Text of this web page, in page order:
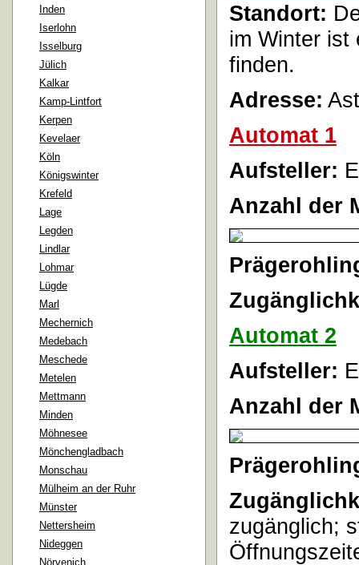
Inden
Iserlohn
Isselburg
Jülich
Kalkar
Kamp-Lintfort
Kerpen
Kevelaer
Köln
Königswinter
Krefeld
Lage
Legden
Lindlar
Lohmar
Lügde
Marl
Mechernich
Medebach
Meschede
Metelen
Mettmann
Minden
Möhnesee
Mönchengladbach
Monschau
Mülheim an der Ruhr
Münster
Nettersheim
Nideggen
Nörvenich
Standort:
im Winter ist
finden.
Adresse:
Automat 1
Aufsteller:
Anzahl der
Automat 2
Aufsteller:
Anzahl der
zugänglich;